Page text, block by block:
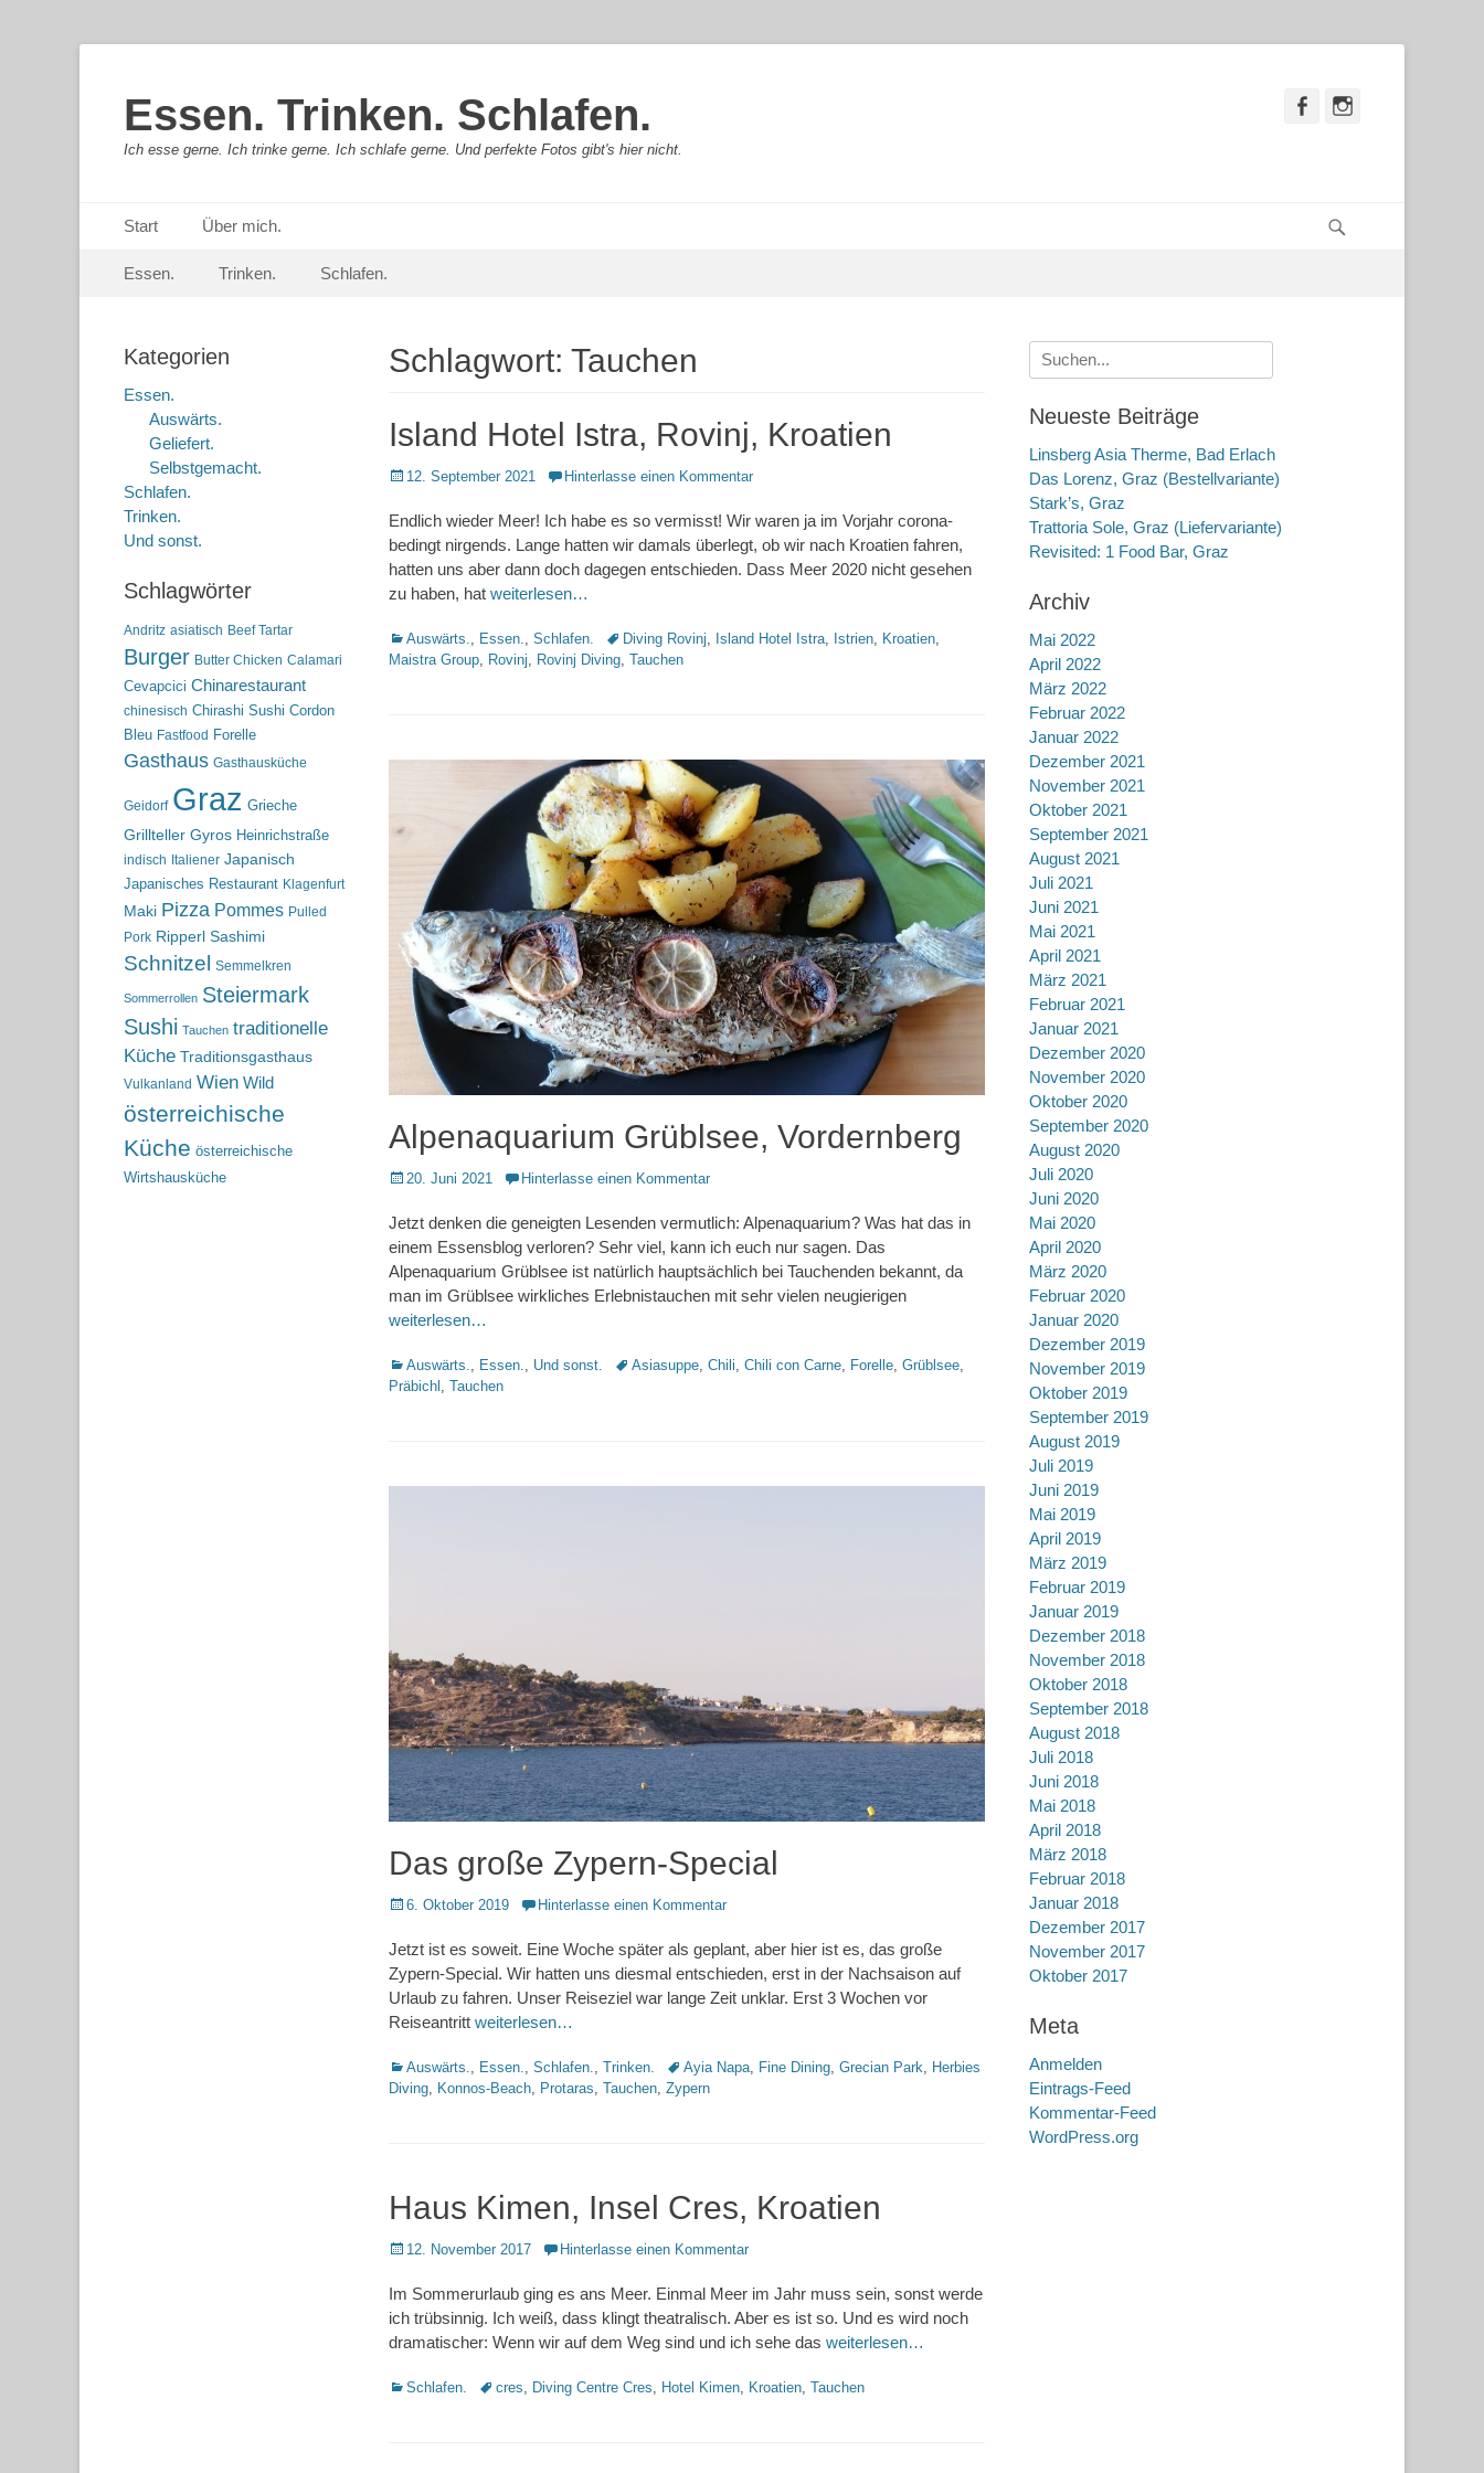
Essen. Trinken. Schlafen.
Ich esse gerne. Ich trinke gerne. Ich schlafe gerne. Und perfekte Fotos gibt's hier nicht.
Facebook
Primäres Menü
zum
Start Über mich.
Sekundär-Menü
zum
Essen. Trinken. Schlafen.
Schlagwort: Tauchen
Island Hotel Istra, Rovinj, Kroatien
Posted
12. September 2021 Hinterlasse einen Kommentar
Endlich wieder Meer! Ich habe es so vermisst! Wir waren ja im Vorjahr corona-
bedingt nirgends. Lange hatten wir damals überlegt, ob wir nach Kroatien fahren,
hatten uns aber dann doch dagegen entschieden. Dass Meer 2020 nicht gesehen
zu haben, hat weiterlesen…
Kategorien
Auswärts., Essen., Schlafen. Schlagworte
Diving Rovinj, Island Hotel Istra, Istrien, Kroatien,
Maistra Group, Rovinj, Rovinj Diving, Tauchen
Alpenaquarium Grüblsee, Vordernberg
Posted20. Juni 2021 Hinterlasse einen Kommentar
Jetzt denken die geneigten Lesenden vermutlich: Alpenaquarium? Was hat das in
einem Essensblog verloren? Sehr viel, kann ich euch nur sagen. Das
Alpenaquarium Grüblsee ist natürlich hauptsächlich bei Tauchenden bekannt, da
man im Grüblsee wirkliches Erlebnistauchen mit sehr vielen neugierigen
weiterlesen…
Kategorien
Auswärts. Essen. Und sonst. Schlagworte
Asiasuppe Chili Chili con Carne Forelle Grüblsee
Präbichl
Tauchen
Das große Zypern-Special
Posted
6. Oktober 2019 Hinterlasse einen Kommentar
Jetzt ist es soweit. Eine Woche später als geplant, aber hier ist es, das große
Zypern-Special. Wir hatten uns diesmal entschieden, erst in der Nachsaison auf
Urlaub zu fahren. Unser Reiseziel war lange Zeit unklar. Erst 3 Wochen vor
Reiseantritt weiterlesen…
Kategorien
Auswärts. Essen. Schlafen. Trinken. Schlagworte
Ayia Napa Fine Dining Grecian Park
Herbies
Diving
Konnos-Beach Protaras Tauchen Zypern
Haus Kimen, Insel Cres, Kroatien
Posted
12. November 2017 Hinterlasse einen Kommentar
Im Sommerurlaub ging es ans Meer. Einmal Meer im Jahr muss sein, sonst werde
ich trübsinnig. Ich weiß, dass klingt theatralisch. Aber es ist so. Und es wird noch
dramatischer: Wenn wir auf dem Weg sind und ich sehe das weiterlesen…
Kategorien
Schlafen. Schlagworte
cres Diving Centre Cres Hotel Kimen Kroatien Tauchen
Suche
nach:
Neueste Beiträge
Linsberg Asia Therme, Bad Erlach
Das Lorenz, Graz (Bestellvariante)
Stark’s, Graz
Trattoria Sole, Graz (Liefervariante)
Revisited: 1 Food Bar, Graz
Archiv
Mai 2022
April 2022
März 2022
Februar 2022
Januar 2022
Dezember 2021
November 2021
Oktober 2021
September 2021
August 2021
Juli 2021
Juni 2021
Mai 2021
April 2021
März 2021
Februar 2021
Januar 2021
Dezember 2020
November 2020
Oktober 2020
September 2020
August 2020
Juli 2020
Juni 2020
Mai 2020
April 2020
März 2020
Februar 2020
Januar 2020
Dezember 2019
November 2019
Oktober 2019
September 2019
August 2019
Juli 2019
Juni 2019
Mai 2019
April 2019
März 2019
Februar 2019
Januar 2019
Dezember 2018
November 2018
Oktober 2018
September 2018
August 2018
Juli 2018
Juni 2018
Mai 2018
April 2018
März 2018
Februar 2018
Januar 2018
Dezember 2017
November 2017
Oktober 2017
Meta
Anmelden
Eintrags-Feed
Kommentar-Feed
WordPress.org
Kategorien
Essen.
Auswärts.
Geliefert.
Selbstgemacht.
Schlafen.
Trinken.
Und sonst.
Schlagwörter
Andritz asiatisch Beef Tartar
Burger Butter Chicken Calamari
Cevapcici Chinarestaurant
chinesisch Chirashi Sushi Cordon
Bleu Fastfood Forelle
Gasthaus Gasthausküche
Geidorf Graz Grieche
Grillteller Gyros Heinrichstraße
indisch Italiener Japanisch
Japanisches Restaurant Klagenfurt
Maki Pizza Pommes Pulled
Pork Ripperl Sashimi
Schnitzel Semmelkren
Sommerrollen Steiermark
Sushi Tauchen traditionelle
Küche Traditionsgasthaus
Vulkanland Wien Wild
österreichische
Küche österreichische
Wirtshausküche